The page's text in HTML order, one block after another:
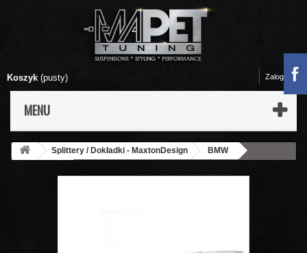
Koszyk (pusty)
MENU
Zaloguj się
Splittery / Dokładki - MaxtonDesign
BMW